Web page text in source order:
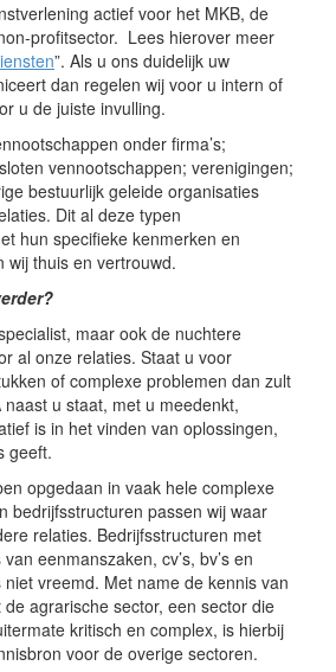
actief voor het MKB, de
profitsector. Lees hierover meer
”. Als u ons duidelijk uw
dan regelen wij voor u intern of
u de juiste invulling.
onder firma’s;
vennootschappen; verenigingen;
bestuurlijk geleide organisaties
Dit al deze typen
hun specifieke kenmerken en
wij thuis en vertrouwd.
maar ook de nuchtere
al onze relaties. Staat u voor
of complexe problemen dan zult
u staat, met u meedenkt,
is in het vinden van oplossingen,
geeft.
opgedaan in vaak hele complexe
bedrijfsstructuren passen wij waar
relaties. Bedrijfsstructuren met
eenmanszaken, cv’s, bv’s en
vreemd. Met name de kennis van
agrarische sector, een sector die
kritisch en complex, is hierbij
voor de overige sectoren.